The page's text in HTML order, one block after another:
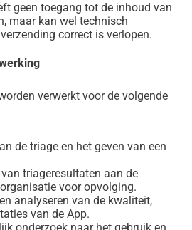
geen toegang tot de inhoud van
maar kan wel technisch
correct is verlopen.
verwerkt voor de volgende
de triage en het geven van een
triageresultaten aan de
voor opvolging.
analyseren van de kwaliteit,
van de App.